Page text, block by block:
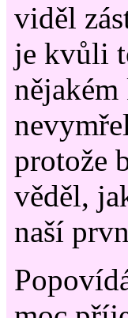
viděl
je kvůli
protože
věděl,
naší